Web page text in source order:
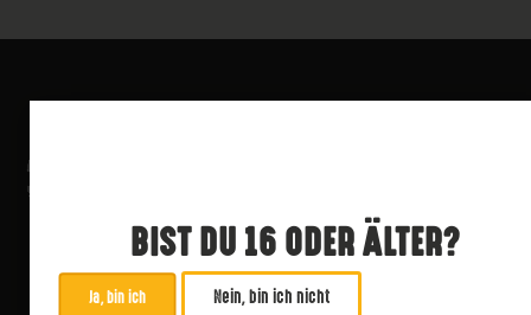
BIST DU 16 ODER ÄLTER?
Ja, bin ich Nein, bin ich nicht